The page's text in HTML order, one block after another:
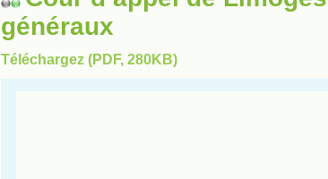
généraux
Téléchargez (PDF, 280KB)